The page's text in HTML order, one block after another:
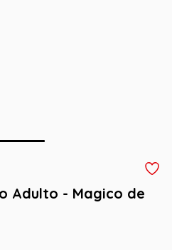
Adulto - Magico de